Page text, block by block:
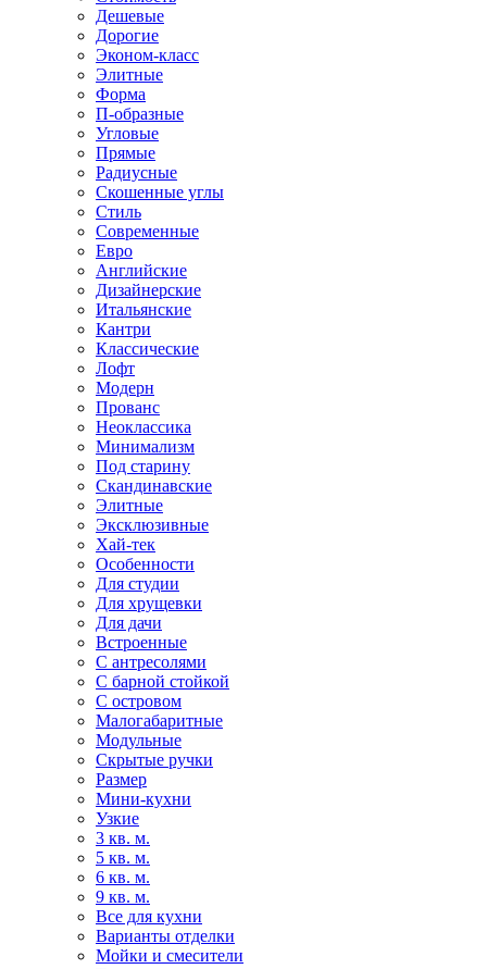
Дешевые
Дорогие
Эконом-класс
Элитные
Форма
П-образные
Угловые
Прямые
Радиусные
Скошенные углы
Стиль
Современные
Евро
Английские
Дизайнерские
Итальянские
Кантри
Классические
Лофт
Модерн
Прованс
Неоклассика
Минимализм
Под старину
Скандинавские
Элитные
Эксклюзивные
Хай-тек
Особенности
Для студии
Для хрущевки
Для дачи
Встроенные
С антресолями
С барной стойкой
С островом
Малогабаритные
Модульные
Скрытые ручки
Размер
Мини-кухни
Узкие
3 кв. м.
5 кв. м.
6 кв. м.
9 кв. м.
Все для кухни
Варианты отделки
Мойки и смесители